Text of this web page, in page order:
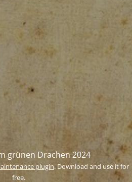
grünen Drachen 2024
plugin. Download and use it for
free.